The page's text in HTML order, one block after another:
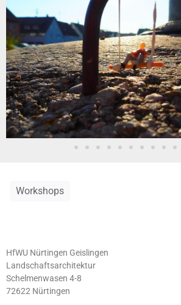
Workshops
HfWU Nürtingen Geislingen
Landschaftsarchitektur
Schelmenwasen 4-8
72622 Nürtingen